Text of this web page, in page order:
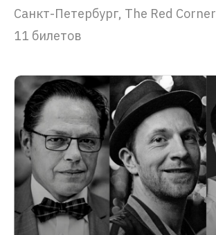
Санкт-Петербург, The Red Corner
11 билетов